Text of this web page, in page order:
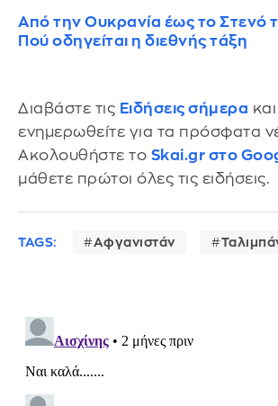
Από την Ουκρανία έως το Στενό
Πού οδηγείται η διεθνής τάξη
Διαβάστε τις Ειδήσεις σήμερα και
ενημερωθείτε για τα πρόσφατα
Ακολουθήστε το Skai.gr στο
μάθετε πρώτοι όλες τις ειδήσεις.
TAGS: Αφγανιστάν